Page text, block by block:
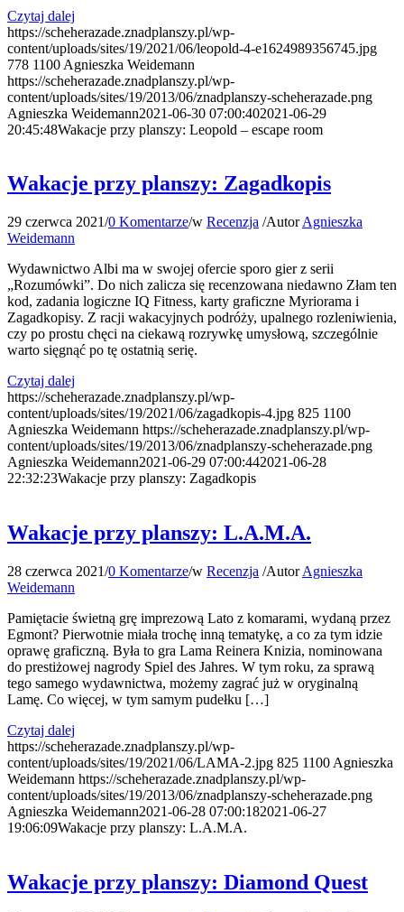
Czytaj dalej
https://scheherazade.znadplanszy.pl/wp-
content/uploads/sites/19/2021/06/leopold-4-e1624989356745.jpg
778 1100 Agnieszka Weidemann
https://scheherazade.znadplanszy.pl/wp-
content/uploads/sites/19/2013/06/znadplanszy-scheherazade.png
Agnieszka Weidemann2021-06-30 07:00:402021-06-29
20:45:48Wakacje przy planszy: Leopold – escape room
Wakacje przy planszy: Zagadkopis
29 czerwca 2021/0 Komentarze/w Recenzja /AutorAgnieszka
Weidemann
Wydawnictwo Albi ma w swojej ofercie sporo gier z serii
„Rozumówki”. Do nich zalicza się recenzowana niedawno Złam ten
kod, zadania logiczne IQ Fitness, karty graficzne Myriorama i
Zagadkopisy. Z racji wakacyjnych podróży, upalnego rozleniwienia,
czy po prostu chęci na ciekawą rozrywkę umysłową, szczególnie
warto sięgnąć po tę ostatnią serię.
Czytaj dalej
https://scheherazade.znadplanszy.pl/wp-
content/uploads/sites/19/2021/06/zagadkopis-4.jpg 825 1100
Agnieszka Weidemann https://scheherazade.znadplanszy.pl/wp-
content/uploads/sites/19/2013/06/znadplanszy-scheherazade.png
Agnieszka Weidemann2021-06-29 07:00:442021-06-28
22:32:23Wakacje przy planszy: Zagadkopis
Wakacje przy planszy: L.A.M.A.
28 czerwca 2021/0 Komentarze/w Recenzja /AutorAgnieszka
Weidemann
Pamiętacie świetną grę imprezową Lato z komarami, wydaną przez
Egmont? Pierwotnie miała trochę inną tematykę, a co za tym idzie
oprawę graficzną. Była to gra Lama Reinera Knizia, nominowana
do prestiżowej nagrody Spiel des Jahres. W tym roku, za sprawą
tego samego wydawnictwa, możemy zagrać już w oryginalną
Lamę. Co więcej, w tym samym pudełku […]
Czytaj dalej
https://scheherazade.znadplanszy.pl/wp-
content/uploads/sites/19/2021/06/LAMA-2.jpg 825 1100 Agnieszka
Weidemann https://scheherazade.znadplanszy.pl/wp-
content/uploads/sites/19/2013/06/znadplanszy-scheherazade.png
Agnieszka Weidemann2021-06-28 07:00:182021-06-27
19:06:09Wakacje przy planszy: L.A.M.A.
Wakacje przy planszy: Diamond Quest